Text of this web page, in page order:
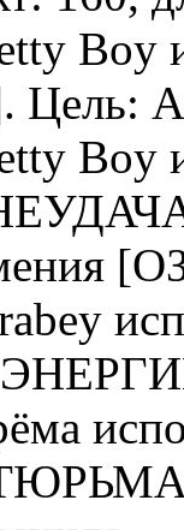
Boy
Цель:
Boy